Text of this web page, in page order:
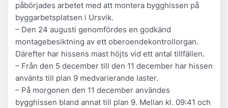
påbörjades arbetet med att montera bygghissen på
byggarbetsplatsen i Ursvik.
– Den 24 augusti genomfördes en godkänd
montagebesiktning av ett oberoendekontrollorgan.
Därefter har hissens mast höjts vid ett antal tillfällen.
– Från den 5 december till den 11 december har hissen
använts till plan 9 medvarierande laster.
– På morgonen den 11 december användes
bygghissen bland annat till plan 9. Mellan kl. 09:41 och